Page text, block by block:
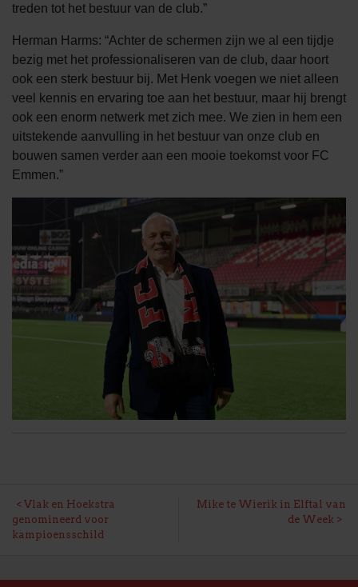
treden tot het bestuur van de club.”
Herman Harms: “Achter de schermen zijn we al een tijdje
bezig met het professionaliseren van de club, daar hoort
ook een sterk bestuur bij. Met Henk voegen we niet alleen
veel kennis en ervaring toe aan het bestuur, maar hij brengt
ook een enorm netwerk met zich mee. We zien in hem een
uitstekende aanvulling in het bestuur van onze club en
bouwen samen verder aan een mooie toekomst voor FC
Emmen.”
BERICHT
NAVIGATIE
Vlak en Hoekstra
genomineerd voor
kampioensschild
Mike te Wierik in Elftal van
de Week